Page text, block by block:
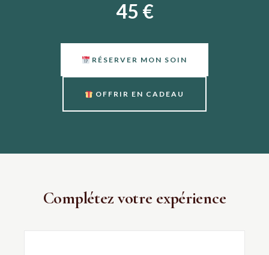
45 €
RÉSERVER MON SOIN
OFFRIR EN CADEAU
Complétez votre expérience